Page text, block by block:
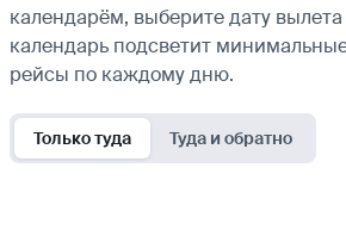
календарём, выберите дату
календарь подсветит
рейсы по каждому дню.
Только туда Туда и обратно